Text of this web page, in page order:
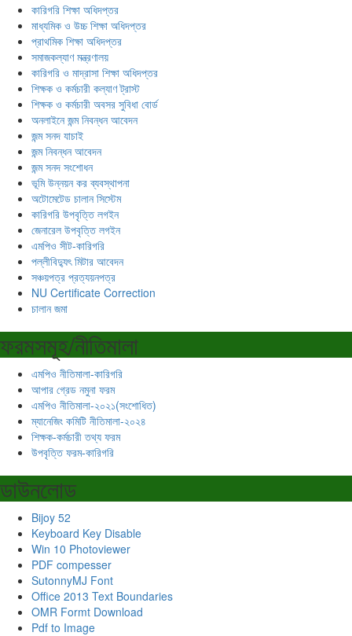
কারিগরি শিক্ষা অধিদপ্তর
মাধ্যমিক ও উচ্চ শিক্ষা অধিদপ্তর
প্রাথমিক শিক্ষা অধিদপ্তর
সমাজকল্যাণ মন্ত্রণালয়
কারিগরি ও মাদ্রাসা শিক্ষা অধিদপ্তর
শিক্ষক ও কর্মচারী কল্যাণ ট্রাস্ট
শিক্ষক ও কর্মচারী অবসর সুবিধা বোর্ড
অনলাইনে জন্ম নিবন্ধন আবেদন
জন্ম সনদ যাচাই
জন্ম নিবন্ধন আবেদন
জন্ম সনদ সংশোধন
ভূমি উন্নয়ন কর ব্যবস্থাপনা
অটোমেটেড চালান সিস্টেম
কারিগরি উপবৃত্তি লগইন
জেনারেল উপবৃত্তি লগইন
এমপিও সীট-কারিগরি
পল্লীবিদ্যুৎ মিটার আবেদন
সঞ্চয়পত্র প্রত্যয়নপত্র
NU Certificate Correction
চালান জমা
ফরমসমূহ/নীতিমালা
এমপিও নীতিমালা-কারিগরি
আপার গ্রেড নমুনা ফরম
এমপিও নীতিমালা-২০২১(সংশোধিত)
ম্যানেজিং কমিটি নীতিমালা-২০২৪
শিক্ষক-কর্মচারী তথ্য ফরম
উপবৃত্তি ফরম-কারিগরি
ডাউনলোড
Bijoy 52
Keyboard Key Disable
Win 10 Photoviewer
PDF compesser
SutonnyMJ Font
Office 2013 Text Boundaries
OMR Formt Download
Pdf to Image